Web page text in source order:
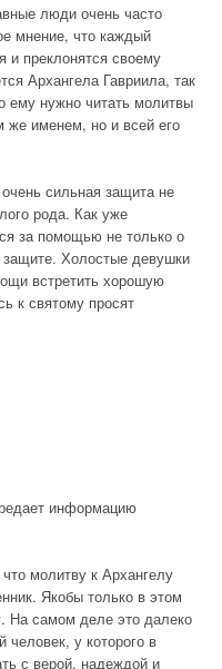
люди очень часто
мнение, что каждый
и преклонятся своему
Архангела Гавриила, так
ему нужно читать молитвы
именем, но и всей его
сильная защита не
рода. Как уже
за помощью не только о
Холостые девушки
встретить хорошую
к святому просят
информацию
молитву к Архангелу
Якобы только в этом
На самом деле это далеко
у которого в
с верой, надеждой и